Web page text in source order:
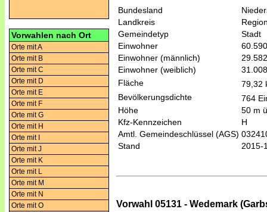
Vorwahlen nach Ort
Orte mit A
Orte mit B
Orte mit C
Orte mit D
Orte mit E
Orte mit F
Orte mit G
Orte mit H
Orte mit I
Orte mit J
Orte mit K
Orte mit L
Orte mit M
Orte mit N
Orte mit O
Bundesland
Landkreis
Gemeindetyp
Stadt
Einwohner
60.590
Einwohner (männlich)
29.582
Einwohner (weiblich)
31.008
Fläche
79,32
Bevölkerungsdichte
764
Höhe
50 m
Kfz-Kennzeichen
H
Amtl. Gemeindeschlüssel (AGS)
Stand
2015-
Vorwahl 05131 - Wedemark